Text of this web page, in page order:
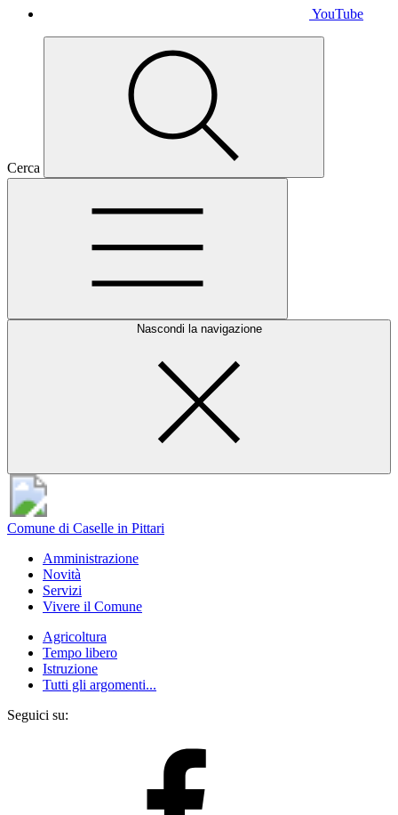
YouTube
Cerca
Nascondi la navigazione
Comune di Caselle in Pittari
Amministrazione
Novità
Servizi
Vivere il Comune
Agricoltura
Tempo libero
Istruzione
Tutti gli argomenti...
Seguici su: